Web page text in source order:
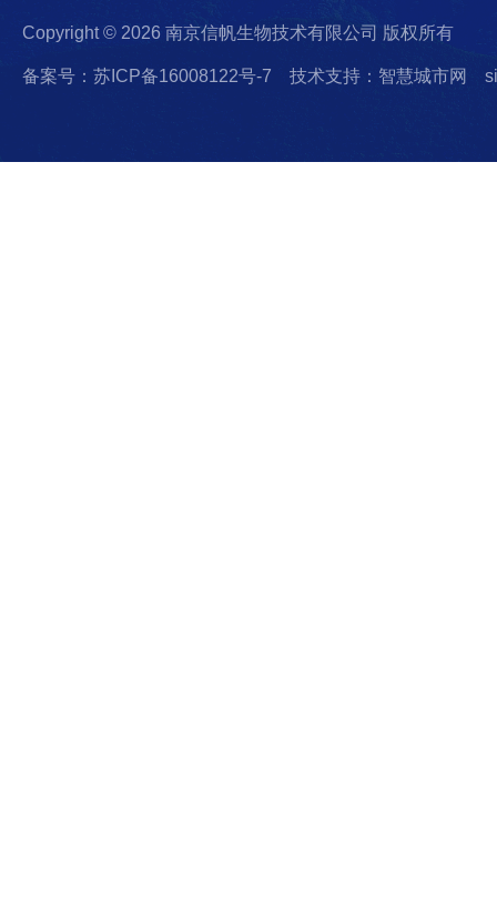
Copyright © 2026 南京信帆生物技术有限公司 版权所有
备案号：苏ICP备16008122号-7 技术支持：智慧城市网